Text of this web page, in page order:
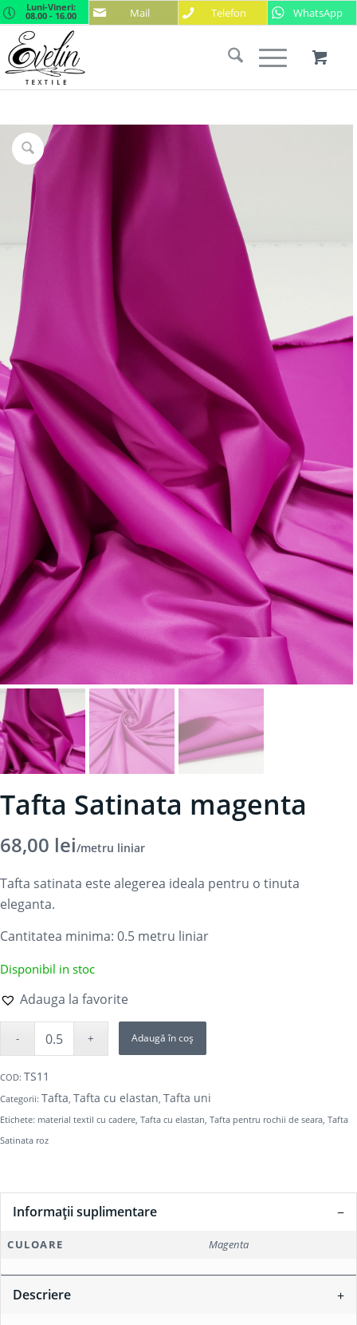
Mail Telefon WhatsApp
Luni-Vineri:
08.00 - 16.00
Tafta Satinata magenta
68,00 lei/metru liniar
Tafta satinata este alegerea ideala pentru o tinuta
eleganta.
Cantitatea minima: 0.5 metru liniar
Disponibil in stoc
Adauga la favorite
Adaugă în coș
COD: TS11
Categorii: Tafta, Tafta cu elastan, Tafta uni
Etichete: material textil cu cadere, Tafta cu elastan, Tafta pentru rochii de seara, Tafta
Satinata roz
Descriere
Informații suplimentare
CULOARE Magenta